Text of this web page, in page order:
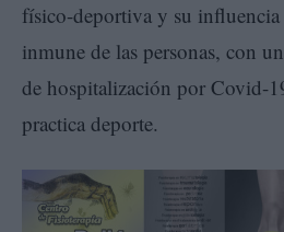
físico-deportiva y su influencia
inmune de las personas, con
de hospitalización por Covid-
practica deporte.